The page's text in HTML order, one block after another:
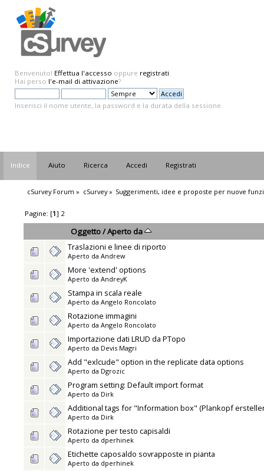
Benvenuto! Effettua l'accesso oppure registrati.
Hai perso l'e-mail di attivazione?
Inserisci il nome utente, la password e la durata della sessione.
Indice Aiuto Ricerca Accedi Registrati
cSurvey Forum » cSurvey» Suggerimenti, idee e proposte per nuove
Pagine: [1] 2
Oggetto/Aperto da
Traslazioni e linee di riporto
Aperto da Andrew
More 'extend' options
Aperto da AndreyK
Stampa in scala reale
Aperto da Angelo Roncolato
Rotazione immagini
Aperto da Angelo Roncolato
Importazione dati LRUD da PTopo
Aperto da Devis Magri
Add "exlcude" option in the replicate data options
Aperto da Dgrozic
Program setting: Default import format
Aperto da Dirk
Additional tags for "Information box" (Plankopf
Aperto da Dirk
Rotazione per testo capisaldi
Aperto da dperhinek
Etichette caposaldo sovrapposte in pianta
Aperto da dperhinek